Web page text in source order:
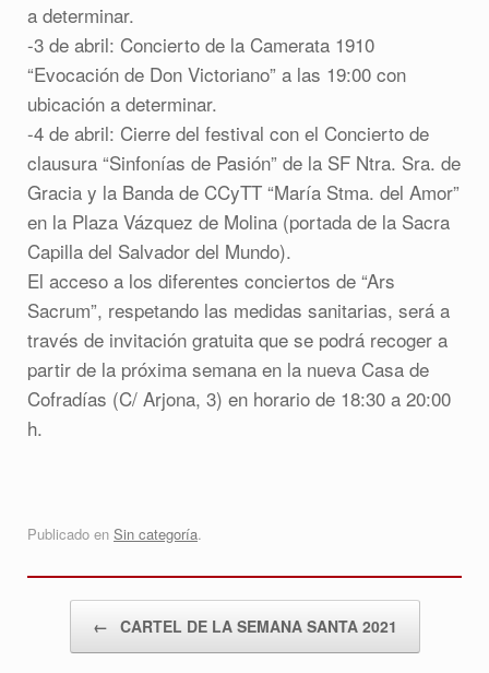
a determinar.
-3 de abril: Concierto de la Camerata 1910
“Evocación de Don Victoriano” a las 19:00 con
ubicación a determinar.
-4 de abril: Cierre del festival con el Concierto de
clausura “Sinfonías de Pasión” de la SF Ntra. Sra. de
Gracia y la Banda de CCyTT “María Stma. del Amor”
en la Plaza Vázquez de Molina (portada de la Sacra
Capilla del Salvador del Mundo).
El acceso a los diferentes conciertos de “Ars
Sacrum”, respetando las medidas sanitarias, será a
través de invitación gratuita que se podrá recoger a
partir de la próxima semana en la nueva Casa de
Cofradías (C/ Arjona, 3) en horario de 18:30 a 20:00
h.
Publicado en Sin categoría.
← CARTEL DE LA SEMANA SANTA 2021